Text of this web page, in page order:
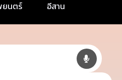
ยนตร์ อีสาน